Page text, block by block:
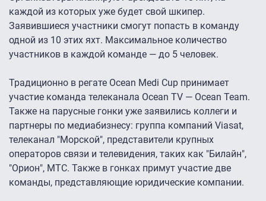
каждой из которых уже будет свой шкипер.
Заявившиеся участники смогут попасть в команду
одной из 10 этих яхт. Максимальное количество
участников в каждой команде — до 5 человек.
Традиционно в регате Ocean Medi Cup принимает
участие команда телеканала Ocean TV — Ocean Team.
Также на парусные гонки уже заявились коллеги и
партнеры по медиабизнесу: группа компаний Viasat,
телеканал "Морской", представители крупных
операторов связи и телевидения, таких как "Билайн",
"Орион", МТС. Также в гонках примут участие две
команды, представляющие юридические компании.